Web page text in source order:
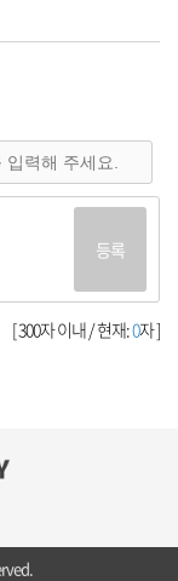
등록
[ 300자 이내 / 현재:0자 ]